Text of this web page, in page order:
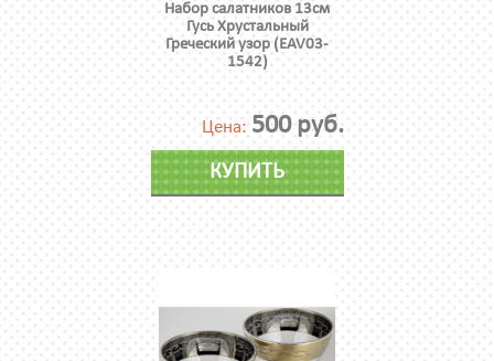
Набор салатников 13см
Гусь Хрустальный
Греческий узор (EAV03-
1542)
Цена: 500 руб.
КУПИТЬ